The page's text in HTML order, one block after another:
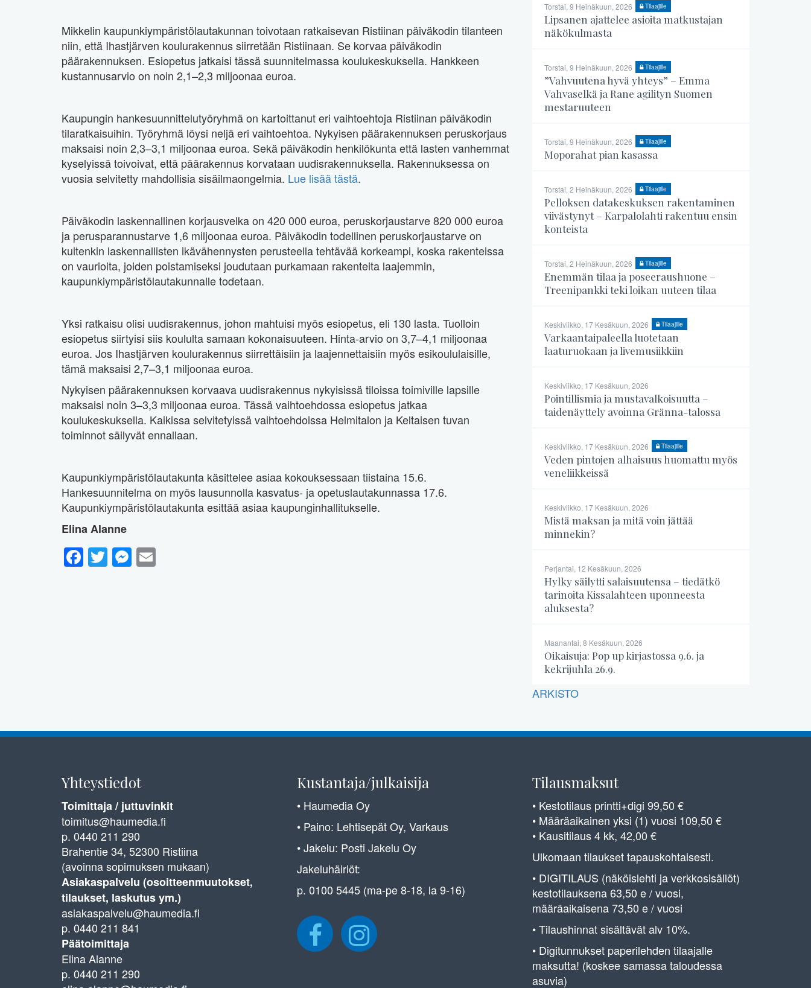
Mikkelin kaupunkiympäristölautakunnan toivotaan ratkaisevan Ristiinan päiväkodin tilanteen
niin, että Ihastjärven koulurakennus siirretään Ristiinaan. Se korvaa päiväkodin
päärakennuksen. Esiopetus jatkaisi tässä suunnitelmassa koulukeskuksella. Hankkeen
kustannusarvio on noin 2,1–2,3 miljoonaa euroa.
Kaupungin hankesuunnittelutyöryhmä on kartoittanut eri vaihtoehtoja Ristiinan päiväkodin
tilaratkaisuihin. Työryhmä löysi neljä eri vaihtoehtoa. Nykyisen päärakennuksen peruskorjaus
maksaisi noin 2,3–3,1 miljoonaa euroa. Sekä päiväkodin henkilökunta että lasten vanhemmat
kyselyissä toivoivat, että päärakennus korvataan uudisrakennuksella. Rakennuksessa on
vuosia selvitetty mahdollisia sisäilmaongelmia. Lue lisää tästä.
Päiväkodin laskennallinen korjausvelka on 420 000 euroa, peruskorjaustarve 820 000 euroa
ja perusparannustarve 1,6 miljoonaa euroa. Päiväkodin todellinen peruskorjaustarve on
kuitenkin laskennallisten ikävähennysten perusteella tehtävää korkeampi, koska rakenteissa
on vaurioita, joiden poistamiseksi joudutaan purkamaan rakenteita laajemmin,
kaupunkiympäristölautakunnalle todetaan.
Yksi ratkaisu olisi uudisrakennus, johon mahtuisi myös esiopetus, eli 130 lasta. Tuolloin
esiopetus siirtyisi siis koululta samaan kokonaisuuteen. Hinta-arvio on 3,7–4,1 miljoonaa
euroa. Jos Ihastjärven koulurakennus siirrettäisiin ja laajennettaisiin myös esikoululaisille,
tämä maksaisi 2,7–3,1 miljoonaa euroa.
Nykyisen päärakennuksen korvaava uudisrakennus nykyisissä tiloissa toimiville lapsille
maksaisi noin 3–3,3 miljoonaa euroa. Tässä vaihtoehdossa esiopetus jatkaa
koulukeskuksella. Kaikissa selvitetyissä vaihtoehdoissa Helmitalon ja Keltaisen tuvan
toiminnot säilyvät ennallaan.
Kaupunkiympäristölautakunta käsittelee asiaa kokouksessaan tiistaina 15.6.
Hankesuunnitelma on myös lausunnolla kasvatus- ja opetuslautakunnassa 17.6.
Kaupunkiympäristölautakunta esittää asiaa kaupunginhallitukselle.
Elina Alanne
Facebook
TwitterMessenger
Torstai, 9 Heinäkuun, 2026 Tilaajille
Lipsanen ajattelee asioita matkustajan
näkökulmasta
Torstai, 9 Heinäkuun, 2026 Tilaajille
”Vahvuutena hyvä yhteys” – Emma
Vahvaselkä ja Rane agilityn Suomen
mestaruuteen
Torstai, 9 Heinäkuun, 2026 Tilaajille
Moporahat pian kasassa
Torstai, 2 Heinäkuun, 2026 Tilaajille
Pelloksen datakeskuksen rakentaminen
viivästynyt – Karpalolahti rakentuu ensin
konteista
Torstai, 2 Heinäkuun, 2026 Tilaajille
Enemmän tilaa ja poseeraushuone –
Treenipankki teki loikan uuteen tilaa
Keskiviikko, 17 Kesäkuun, 2026 Tilaajille
Varkaantaipaleella luotetaan
laaturuokaan ja livemusiikkiin
Keskiviikko, 17 Kesäkuun, 2026
Pointillismia ja mustavalkoisuutta –
taidenäyttely avoinna Gränna-talossa
Keskiviikko, 17 Kesäkuun, 2026 Tilaajille
Veden pintojen alhaisuus huomattu myös
veneliikkeissä
Keskiviikko, 17 Kesäkuun, 2026
Mistä maksan ja mitä voin jättää
minnekin?
Perjantai, 12 Kesäkuun, 2026
Hylky säilytti salaisuutensa – tiedätkö
tarinoita Kissalahteen uponneesta
aluksesta?
Maanantai, 8 Kesäkuun, 2026
Oikaisuja: Pop up kirjastossa 9.6. ja
kekrijuhla 26.9.
ARKISTO
Yhteystiedot
Toimittaja / juttuvinkit
toimitus@haumedia.fi
p. 0440 211 290
Brahentie 34, 52300 Ristiina
(avoinna sopimuksen mukaan)
Asiakaspalvelu (osoitteenmuutokset,
tilaukset, laskutus ym.)
asiakaspalvelu@haumedia.fi
p. 0440 211 841
Päätoimittaja
Elina Alanne
p. 0440 211 290
Kustantaja/julkaisija
• Haumedia Oy
• Paino: Lehtisepät Oy, Varkaus
• Jakelu: Posti Jakelu Oy
Jakeluhäiriöt:
p. 0100 5445 (ma-pe 8-18, la 9-16)
Tilausmaksut
• Kestotilaus printti+digi 99,50 €
• Määräaikainen yksi (1) vuosi 109,50 €
• Kausitilaus 4 kk, 42,00 €
Ulkomaan tilaukset tapauskohtaisesti.
• DIGITILAUS (näköislehti ja verkkosisällöt)
kestotilauksena 63,50 e / vuosi,
määräaikaisena 73,50 e / vuosi
• Tilaushinnat sisältävät alv 10%.
• Digitunnukset paperilehden tilaajalle
maksutta! (koskee samassa taloudessa
asuvia)